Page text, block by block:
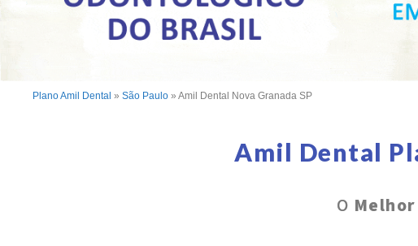
Plano Amil Dental » São Paulo » Amil Dental Nova Granada SP
Amil Dental
O